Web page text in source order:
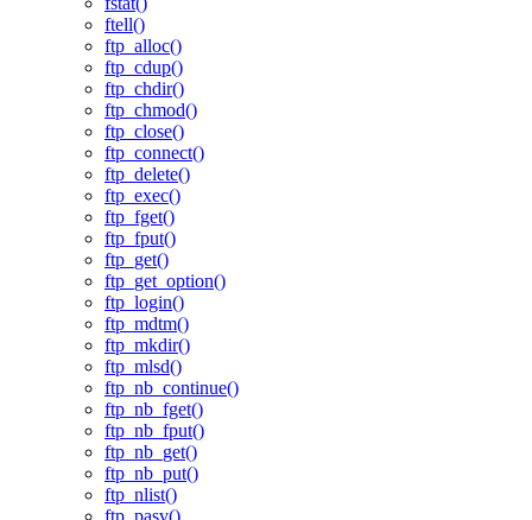
ftell()
ftp_alloc()
ftp_cdup()
ftp_chdir()
ftp_chmod()
ftp_close()
ftp_connect()
ftp_delete()
ftp_exec()
ftp_fget()
ftp_fput()
ftp_get()
ftp_get_option()
ftp_login()
ftp_mdtm()
ftp_mkdir()
ftp_mlsd()
ftp_nb_continue()
ftp_nb_fget()
ftp_nb_fput()
ftp_nb_get()
ftp_nb_put()
ftp_nlist()
ftp_pasv()